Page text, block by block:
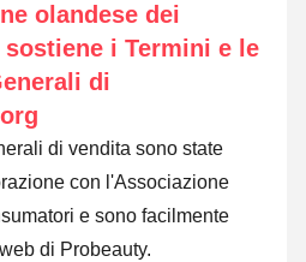
olandese dei
i Termini e le
di
di vendita sono state
con l'Associazione
e sono facilmente
di Probeauty.